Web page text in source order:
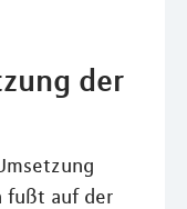
der
fußt auf der